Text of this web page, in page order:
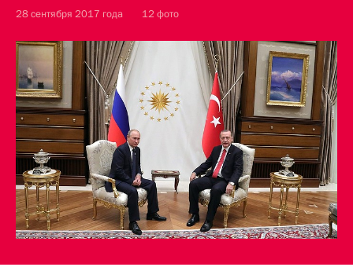
28 сентября 2017 года 12 фото